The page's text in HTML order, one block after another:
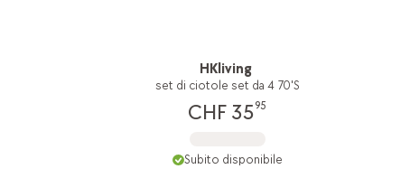
HKliving
set di ciotole set da 4 70'S
CHF 3595
Subito disponibile